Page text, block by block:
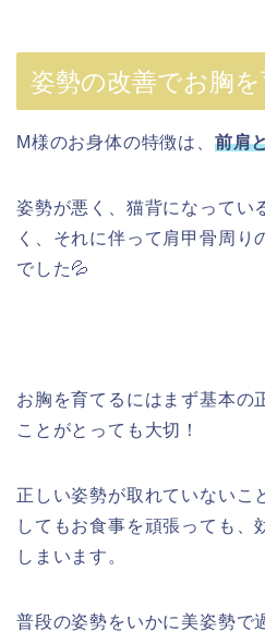
姿勢の改善でお胸を
M様のお身体の特徴は、 前肩
姿勢が悪く、猫背になってい
く、それに伴って肩甲骨周り
でした💦
お胸を育てるにはまず基本の
ことがとっても大切！
正しい姿勢が取れていないこ
してもお食事を頑張っても、
しまいます。
普段の姿勢をいかに美姿勢